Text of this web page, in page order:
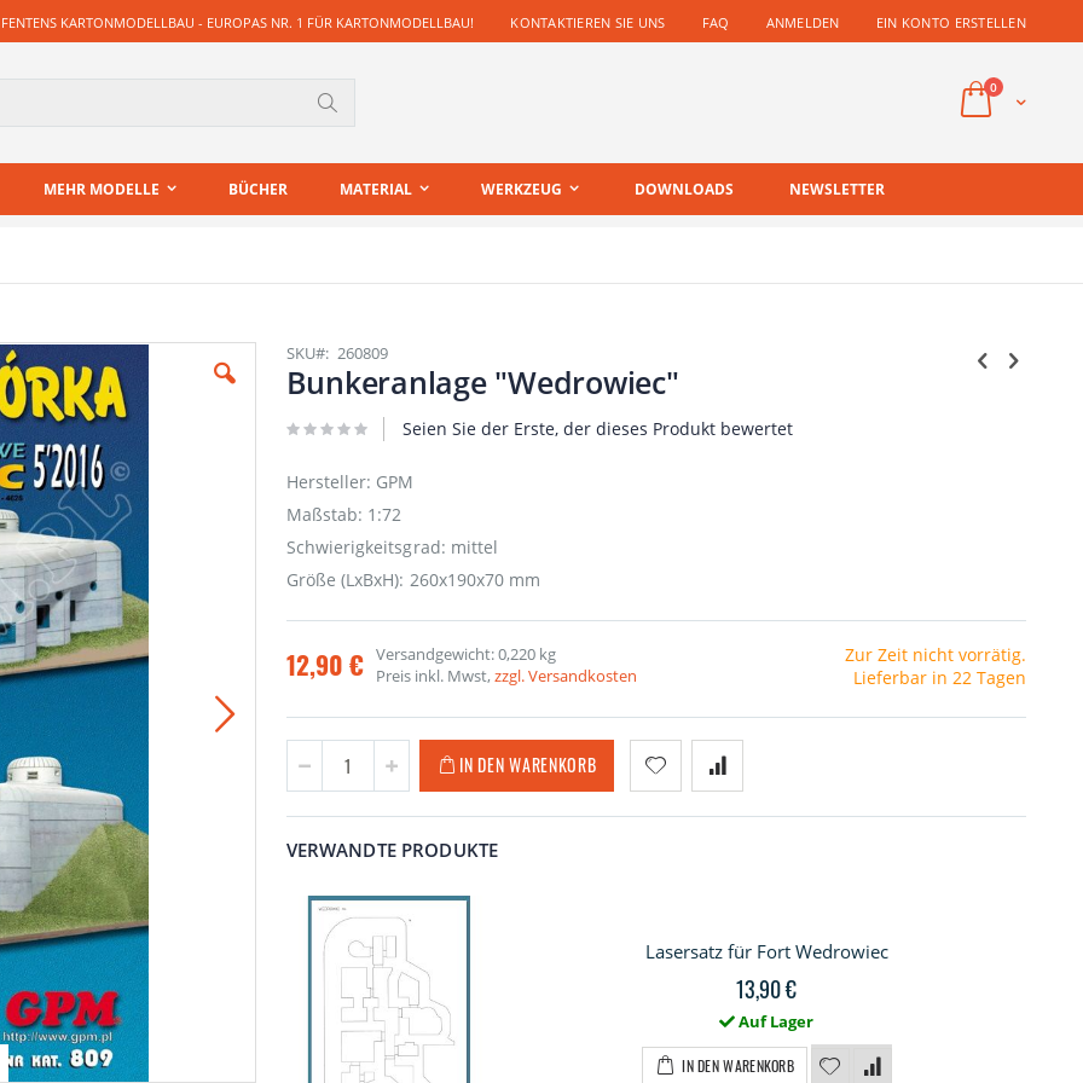
KARTONMODELLBAU - EUROPAS NR. 1 FÜR KARTONMODELLBAU! KONTAKTIEREN SIE UNS FAQ ANMELDEN EIN KONTO ERSTELLEN
Cart
0Artikel
MEHR MODELLE BÜCHER MATERIAL WERKZEUG DOWNLOADS NEWSLETTER
Bunkeranlage "Wedrowiec"
SKU 260809
Bunkeranlage "Wedrowiec"
Seien Sie der Erste, der dieses Produkt bewertet
Hersteller: GPM
Maßstab: 1:72
Schwierigkeitsgrad: mittel
Größe (LxBxH): 260x190x70 mm
12,90 € Versandgewicht: 0,220 kg
Preis inkl. Mwst,zzgl. Versandkosten
Zur Zeit nicht vorrätig.
Lieferbar in 22 Tagen
IN DEN WARENKORB
VERWANDTE PRODUKTE
Lasersatz für Fort Wedrowiec
13,90 €
Auf Lager
IN DEN WARENKORB